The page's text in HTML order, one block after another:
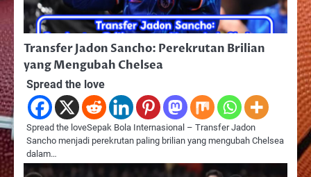
Transfer Jadon Sancho: Perekrutan Brilian
yang Mengubah Chelsea
Spread the love
Spread the loveSepak Bola Internasional – Transfer Jadon
Sancho menjadi perekrutan paling brilian yang mengubah Chelsea
dalam…